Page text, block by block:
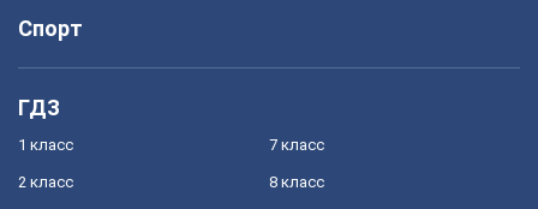
Спорт
ГДЗ
1 класс
2 класс
7 класс
8 класс